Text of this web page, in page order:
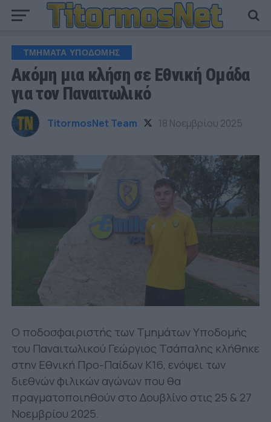
ΤΜΗΜΑΤΑ ΥΠΟΔΟΜΗΣ
Ακόμη μια κλήση σε Εθνική Ομάδα
για τον Παναιτωλικό
TitormosNet Team 18 Νοεμβρίου 2025
Ο ποδοσφαιριστής των Τμημάτων Υποδομής
του Παναιτωλικού Γεώργιος Τσάπαλης κλήθηκε
στην Εθνική Προ-Παίδων Κ16, ενόψει των
διεθνών φιλικών αγώνων που θα
πραγματοποιηθούν στο Δουβλίνο στις 25 & 27
Νοεμβρίου 2025.